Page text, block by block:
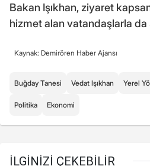
Bakan Işıkhan, ziyaret
hizmet alan vatandaşlarla da
Kaynak: Demirören Haber Ajansı
Buğday Tanesi Vedat Işıkhan Yerel
Politika Ekonomi